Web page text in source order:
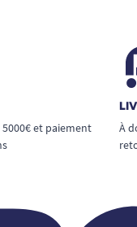
et paiement
À